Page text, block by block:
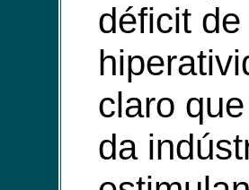
déficit
claro
da